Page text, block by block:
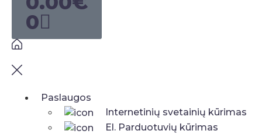
0
Paslaugos
Internetinių svetainių kūrimas
El. Parduotuvių kūrimas